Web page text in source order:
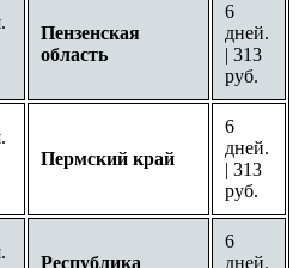
Пензенская
область
6
дней.
| 313
руб.
Пермский край
6
дней.
| 313
руб.
Республика
6
дней.